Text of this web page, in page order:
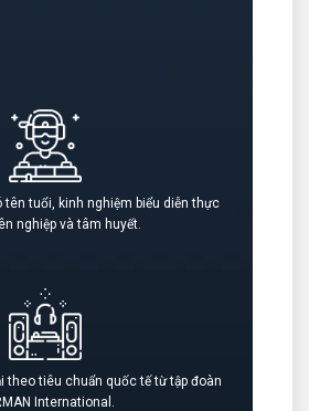
tuổi, kinh nghiệm biểu diễn thực
nghiệp và tâm huyết.
theo tiêu chuẩn quốc tế từ tập đoàn
International.